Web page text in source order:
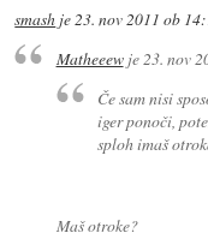
smash je23. nov 2011 ob
Matheeewje23. nov
Če sam nisi
iger ponoči,
sploh imaš
Maš otroke?